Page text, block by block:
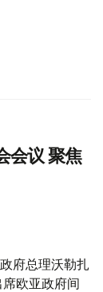
会议 聚焦
府总理沃勒扎
欧亚政府间